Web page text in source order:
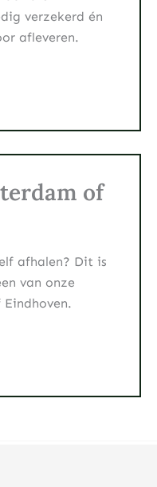
verzekerd én
afleveren.
of
afhalen? Dit is
van onze